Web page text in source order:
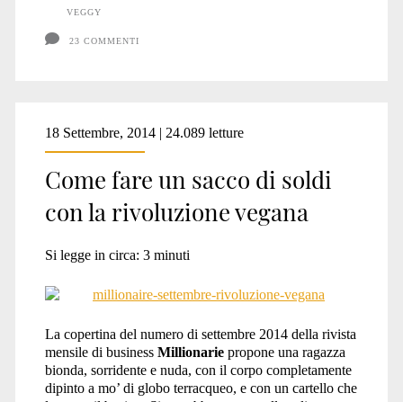
VEGGY
23 COMMENTI
18 Settembre, 2014 | 24.089 letture
Come fare un sacco di soldi
con la rivoluzione vegana
Si legge in circa: 3 minuti
La copertina del numero di settembre 2014 della rivista
mensile di business Millionariepropone una ragazza
bionda, sorridente e nuda, con il corpo completamente
dipinto a mo’ di globo terracqueo, e con un cartello che